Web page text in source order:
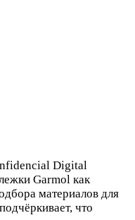
Digital
Garmol как
материалов для
что